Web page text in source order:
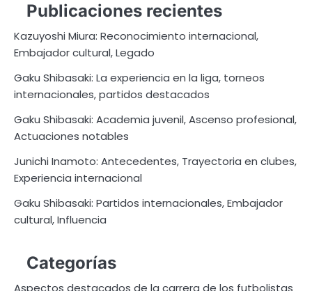
Publicaciones recientes
Kazuyoshi Miura: Reconocimiento internacional,
Embajador cultural, Legado
Gaku Shibasaki: La experiencia en la liga, torneos
internacionales, partidos destacados
Gaku Shibasaki: Academia juvenil, Ascenso profesional,
Actuaciones notables
Junichi Inamoto: Antecedentes, Trayectoria en clubes,
Experiencia internacional
Gaku Shibasaki: Partidos internacionales, Embajador
cultural, Influencia
Categorías
Aspectos destacados de la carrera de los futbolistas